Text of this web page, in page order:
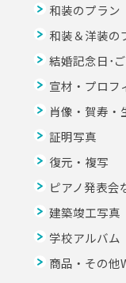
和装のプラン
和装＆洋装の
結婚記念日･
宣材・プロフ
肖像・賀寿・
証明写真
復元・複写
ピアノ発表会
建築竣工写真
学校アルバム
商品・その他